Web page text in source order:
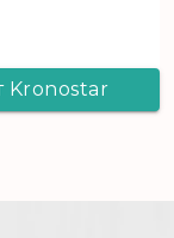
Kronostar